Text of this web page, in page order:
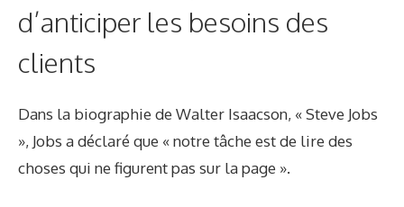
d’anticiper les besoins des
clients
Dans la biographie de Walter Isaacson, « Steve Jobs
», Jobs a déclaré que « notre tâche est de lire des
choses qui ne figurent pas sur la page ».